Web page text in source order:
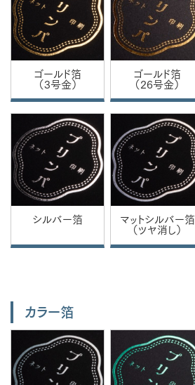
ゴールド箔
（3号金）
ゴールド箔
（26号金）
シルバー箔
マットシルバー箔
（ツヤ消し）
カラー箔